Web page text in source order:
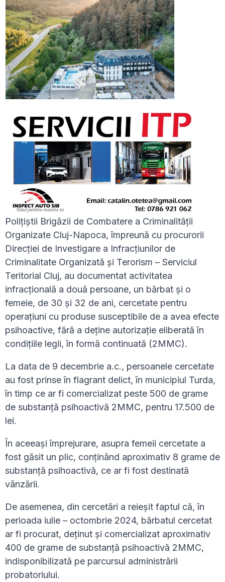
Polițiștii Brigăzii de Combatere a Criminalității
Organizate Cluj-Napoca, împreună cu procurorii
Direcției de Investigare a Infracțiunilor de
Criminalitate Organizată și Terorism – Serviciul
Teritorial Cluj, au documentat activitatea
infracțională a două persoane, un bărbat și o
femeie, de 30 și 32 de ani, cercetate pentru
operațiuni cu produse susceptibile de a avea efecte
psihoactive, fără a deține autorizație eliberată în
condițiile legii, în formă continuată (2MMC).
La data de 9 decembrie a.c., persoanele cercetate
au fost prinse în flagrant delict, în municipiul Turda,
în timp ce ar fi comercializat peste 500 de grame
de substanță psihoactivă 2MMC, pentru 17.500 de
lei.
În aceeași împrejurare, asupra femeii cercetate a
fost găsit un plic, conținând aproximativ 8 grame de
substanță psihoactivă, ce ar fi fost destinată
vânzării.
De asemenea, din cercetări a reieșit faptul că, în
perioada iulie – octombrie 2024, bărbatul cercetat
ar fi procurat, deținut și comercializat aproximativ
400 de grame de substanță psihoactivă 2MMC,
indisponibilizată pe parcursul administrării
probatoriului.